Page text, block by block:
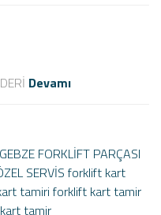
Devamı
GEBZE FORKLİFT PARÇASI
SERVİS forklift kart
tamiri forklift kart tamir
tamir